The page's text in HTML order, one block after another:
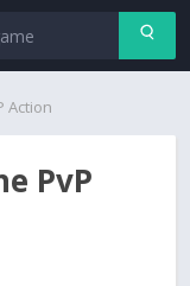
Action
PvP